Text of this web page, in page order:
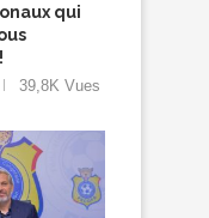
qui
39,8K Vues